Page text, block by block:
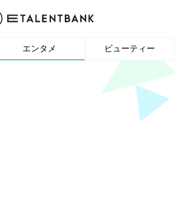
エンタメ ビューティー